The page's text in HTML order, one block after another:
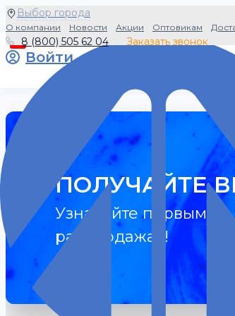
Выбор города
О компании Новости Акции Оптовикам
8 (800) 505 62 04 Заказать звонок
Войти
ПОЛУЧАЙТЕ
Узнавайте первыми о
распродажах!